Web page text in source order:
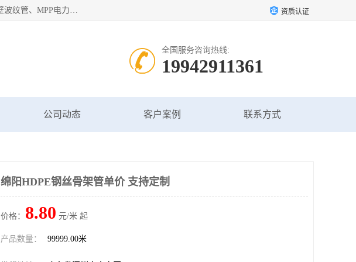
深圳市鑫润通管业有限公司专业生产批发：HDPE管材、热熔管件、HDPE钢丝骨架管、电熔管件、HDPE双壁波纹管、MPP电力管、井盖、PVC管材管件、PPR管材管件等；公司自创建以来，始终秉承“团结、务实、创新、守信”的服务宗旨，凭借专业的服务以及多年的勤奋拼搏，发展成为一家专业销售各种管材管件，绝缘电工套管及配件等系列产品的贸易公司。 资质认证
全国服务咨询热线:
19942911361
公司动态 客户案例 联系方式
绵阳HDPE钢丝骨架管单价 支持定制
价格： 8.80 元/米 起
产品数量： 99999.00米